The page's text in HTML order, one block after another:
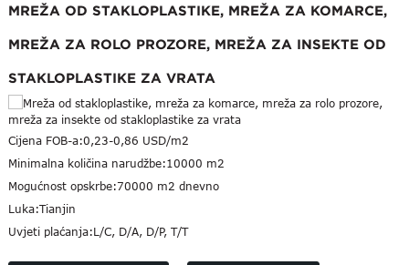
MREŽA OD STAKLOPLASTIKE, MREŽA ZA KOMARCE,
MREŽA ZA ROLO PROZORE, MREŽA ZA INSEKTE OD
STAKLOPLASTIKE ZA VRATA
Cijena FOB-a:0,23-0,86 USD/m2
Minimalna količina narudžbe:10000 m2
Mogućnost opskrbe:70000 m2 dnevno
Luka:Tianjin
Uvjeti plaćanja:L/C, D/A, D/P, T/T